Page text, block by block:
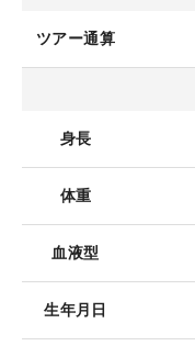
ツアー通算
身長
体重
血液型
生年月日